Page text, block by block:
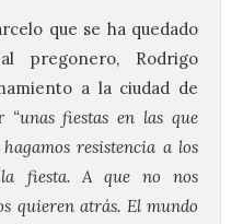
que se ha quedado
pregonero, Rodrigo
a la ciudad de
“unas fiestas en las que
resistencia a los
la fiesta. A que no nos
quieren atrás. El mundo